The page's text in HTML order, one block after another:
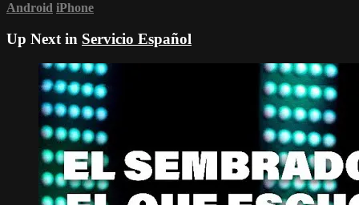
Android iPhone
Up Next in Servicio Español